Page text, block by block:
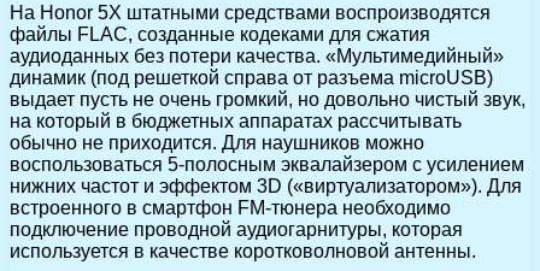
На Honor 5X штатными средствами воспроизводятся
файлы FLAC, созданные кодеками для сжатия
аудиоданных без потери качества. «Мультимедийный»
динамик (под решеткой справа от разъема microUSB)
выдает пусть не очень громкий, но довольно чистый звук,
на который в бюджетных аппаратах рассчитывать
обычно не приходится. Для наушников можно
воспользоваться 5-полосным эквалайзером с усилением
нижних частот и эффектом 3D («виртуализатором»). Для
встроенного в смартфон FM-тюнера необходимо
подключение проводной аудиогарнитуры, которая
используется в качестве коротковолновой антенны.